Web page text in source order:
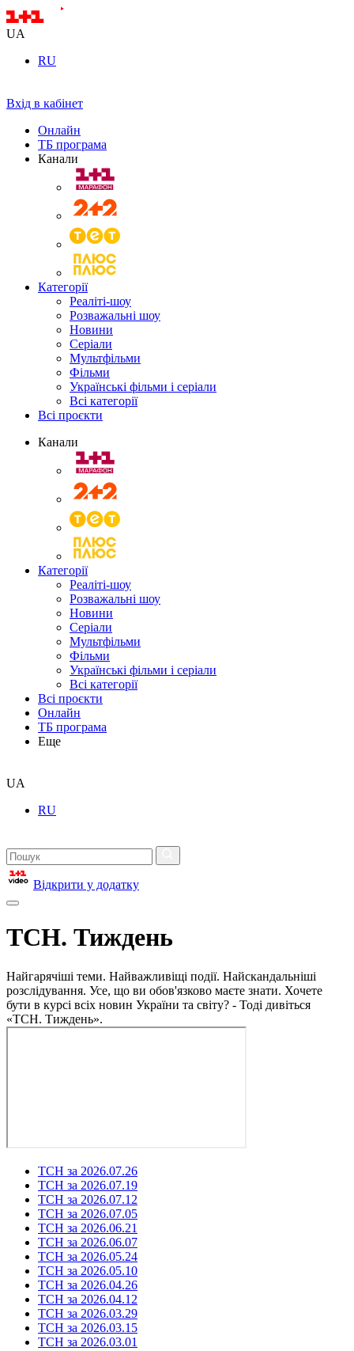
UA
RU
Вхід в кабінет
Онлайн
ТБ програма
Канали
Категорії
Реаліті-шоу
Розважальні шоу
Новини
Серіали
Мультфільми
Фільми
Українські фільми і серіали
Всі категорії
Всі проєкти
Канали
Категорії
Реаліті-шоу
Розважальні шоу
Новини
Серіали
Мультфільми
Фільми
Українські фільми і серіали
Всі категорії
Всі проєкти
Онлайн
ТБ програма
Еще
UA
RU
Відкрити у додатку
ТСН. Тиждень
Найгарячіші теми. Найважливіщі події. Найскандальніші
розслідування. Усе, що ви обов'язково маєте знати. Хочете
бути в курсі всіх новин України та світу? - Тоді дивіться
«ТСН. Тиждень».
ТСН за 2026.07.26
ТСН за 2026.07.19
ТСН за 2026.07.12
ТСН за 2026.07.05
ТСН за 2026.06.21
ТСН за 2026.06.07
ТСН за 2026.05.24
ТСН за 2026.05.10
ТСН за 2026.04.26
ТСН за 2026.04.12
ТСН за 2026.03.29
ТСН за 2026.03.15
ТСН за 2026.03.01